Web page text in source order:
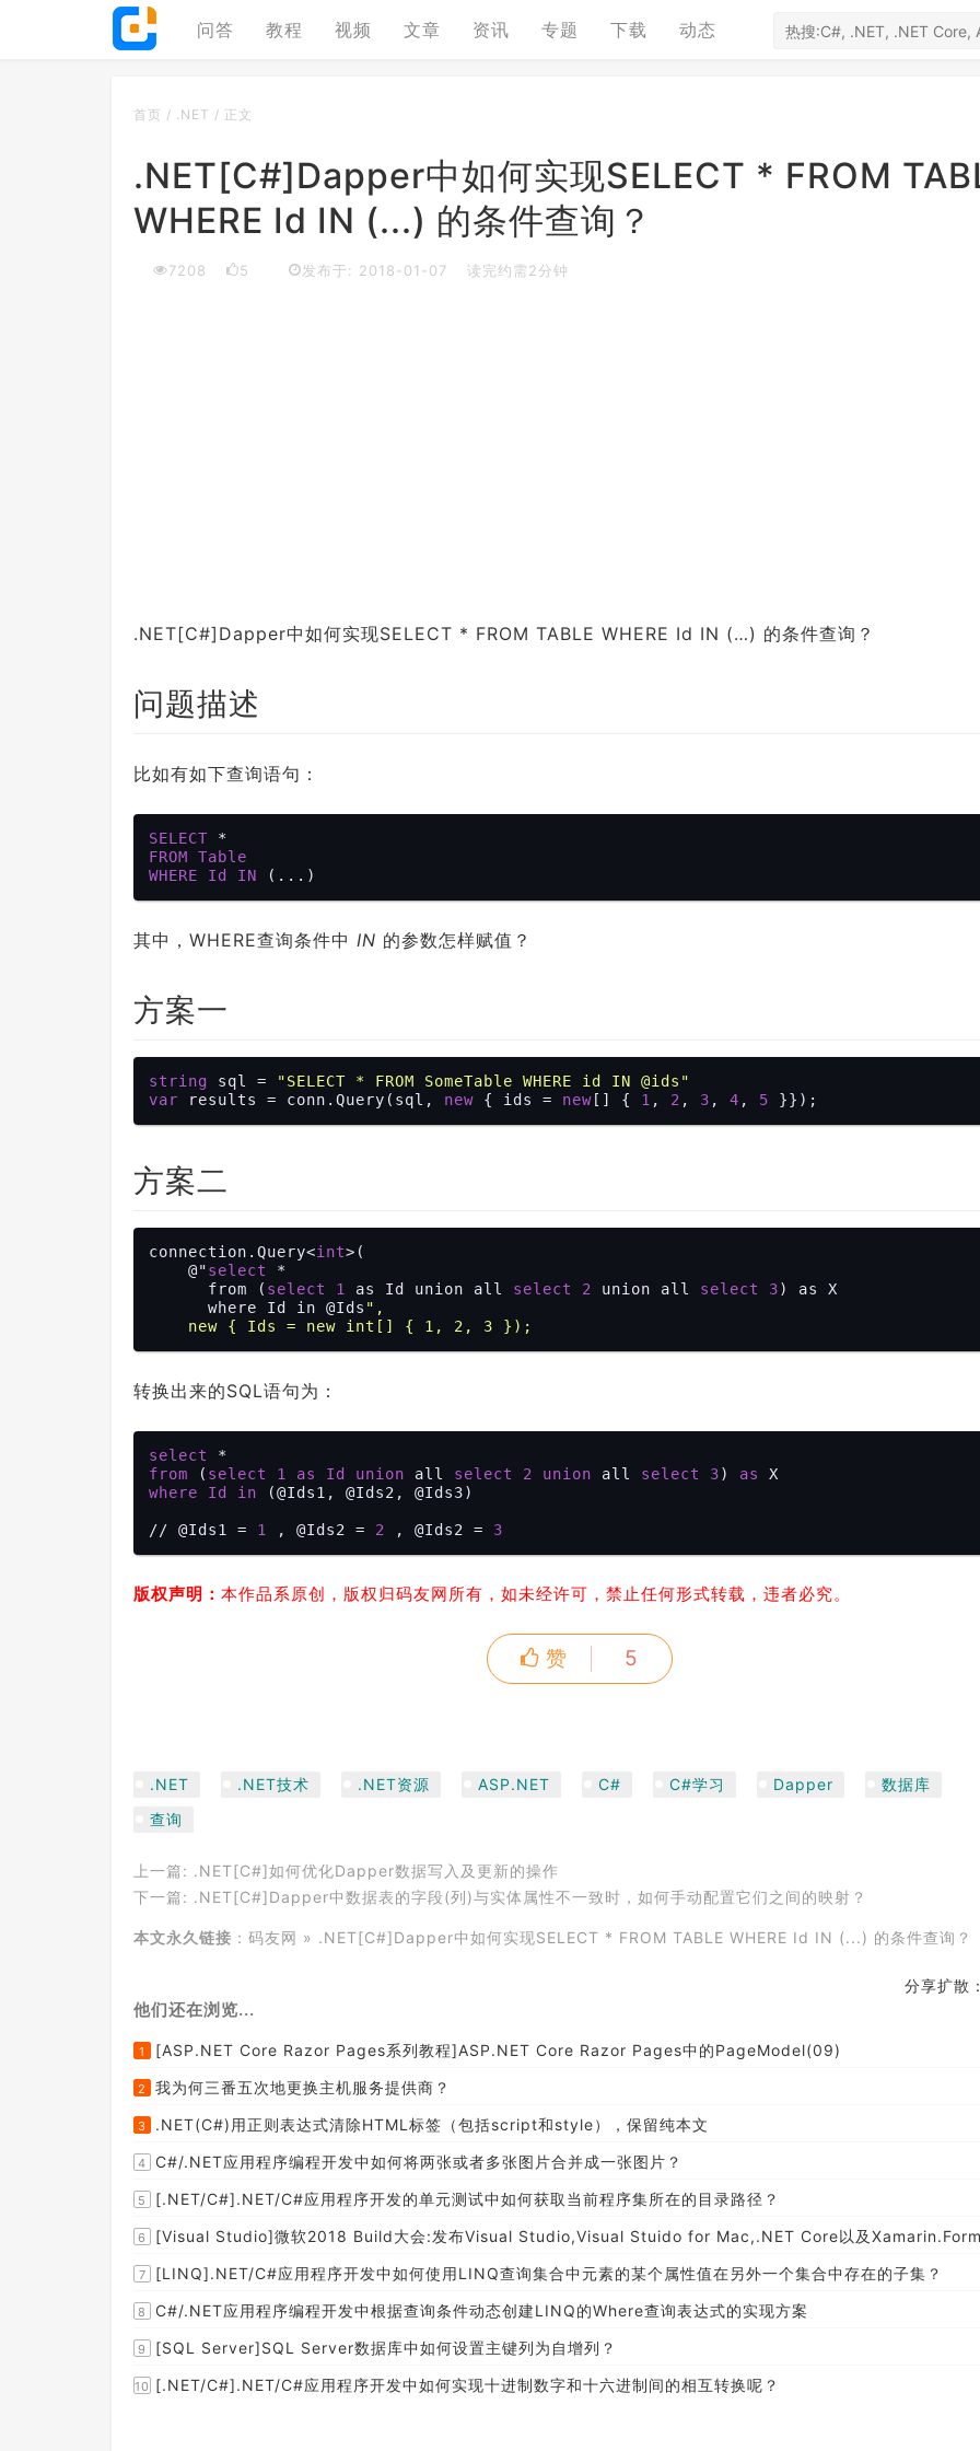
问答 教程 视频 文章 资讯 专题 下载 动态
首页 / .NET / 正文
.NET[C#]Dapper中如何实现SELECT * FROM
WHERE Id IN (...) 的条件查询？
7208 5 发布于: 2018-01-07 读完约需2分钟
.NET[C#]Dapper中如何实现SELECT * FROM TABLE WHERE Id IN (…) 的条件查询？
问题描述
比如有如下查询语句：
SELECT
FROM
Table
WHERE
Id IN
其中，WHERE查询条件中 IN 的参数怎样赋值？
方案一
string sql =
"SELECT * FROM SomeTable WHERE id IN @ids"
var results = conn.Query(sql, new { ids = new [] { 1 , 2 , 3 , 4 , 5
方案二
connection.Query<int>(
    @"
select
*
      from (
select 1 as Id union all select 2 union all select 3) as X
      where Id in @Ids
",
转换出来的SQL语句为：
select
from ( select 1 as Id union all select 2 union all select 3) as
where
Id in (@Ids1, @Ids2, @Ids3)
// @Ids1 = 1 , @Ids2 = 2 , @Ids2 = 3
版权声明： 本作品系原创，版权归码友网所有，如未经许可，禁止任何形式转载，违者必究。
赞 5
.NET .NET技术 .NET资源 ASP.NET C# C#学习 Dapper
数据库
查询
上一篇: .NET[C#]如何优化Dapper数据写入及更新的操作
下一篇: .NET[C#]Dapper中数据表的字段(列)与实体属性不一致时，如何手动配置它们之间的映射？
本文永久链接 ： 码友网 » .NET[C#]Dapper中如何实现SELECT * FROM TABLE WHERE Id IN (...) 的条件查询？
分享扩散：
他们还在浏览...
1 [ASP.NET Core Razor Pages系列教程]ASP.NET Core Razor Pages中的PageModel(09)
2 我为何三番五次地更换主机服务提供商？
3 .NET(C#)用正则表达式清除HTML标签（包括script和style），保留纯本文
4 C#/.NET应用程序编程开发中如何将两张或者多张图片合并成一张图片？
5 [.NET/C#].NET/C#应用程序开发的单元测试中如何获取当前程序集所在的目录路径？
6 [Visual Studio]微软2018 Build大会:发布Visual Studio,Visual Stuido for Mac,.NET Core以及Xamarin.Forms的最新版本及
7 [LINQ].NET/C#应用程序开发中如何使用LINQ查询集合中元素的某个属性值在另外一个集合中存在的子集？
8 C#/.NET应用程序编程开发中根据查询条件动态创建LINQ的Where查询表达式的实现方案
9 [SQL Server]SQL Server数据库中如何设置主键列为自增列？
10 [.NET/C#].NET/C#应用程序开发中如何实现十进制数字和十六进制间的相互转换呢？